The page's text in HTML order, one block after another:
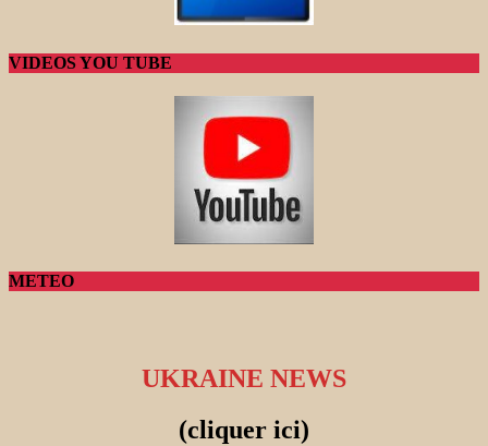
VIDEOS YOU TUBE
METEO
UKRAINE NEWS
(cliquer ici)